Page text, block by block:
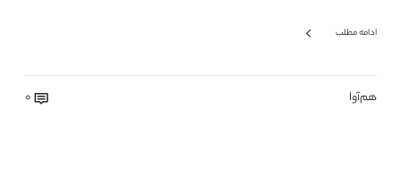
ادامه مطلب
هم‌آوا 0